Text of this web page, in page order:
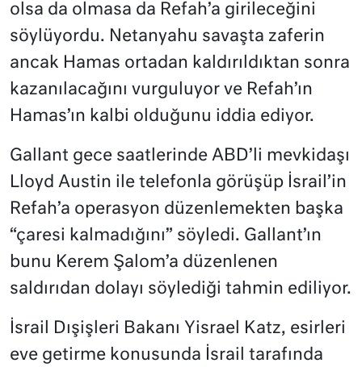
olsa da olmasa da Refah’a girileceğini
söylüyordu. Netanyahu savaşta zaferin
ancak Hamas ortadan kaldırıldıktan sonra
kazanılacağını vurguluyor ve Refah’ın
Hamas’ın kalbi olduğunu iddia ediyor.
Gallant gece saatlerinde ABD’li mevkidaşı
Lloyd Austin ile telefonla görüşüp İsrail’in
Refah’a operasyon düzenlemekten başka
“çaresi kalmadığını” söyledi. Gallant’ın
bunu Kerem Şalom’a düzenlenen
saldırıdan dolayı söylediği tahmin ediliyor.
İsrail Dışişleri Bakanı Yisrael Katz, esirleri
eve getirme konusunda İsrail tarafında